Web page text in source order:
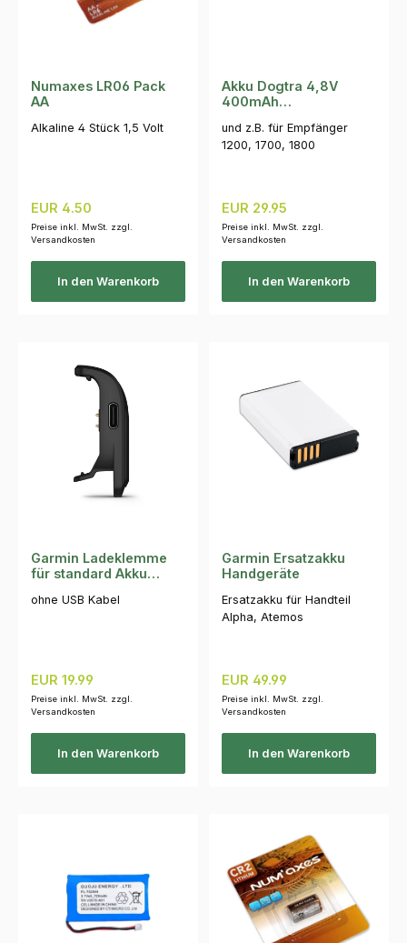
Numaxes LR06 Pack
AA
Alkaline 4 Stück 1,5 Volt
Regulärer Preis:
EUR 4.50
Preise inkl. MwSt. zzgl.
Versandkosten
In den Warenkorb
Akku Dogtra 4,8V
400mAh
und z.B. für Empfänger
1200, 1700, 1800
Regulärer Preis:
EUR 29.95
Preise inkl. MwSt. zzgl.
Versandkosten
In den Warenkorb
Garmin Ladeklemme
für standard Akku
ohne USB Kabel
Regulärer Preis:
EUR 19.99
Preise inkl. MwSt. zzgl.
Versandkosten
In den Warenkorb
Garmin Ersatzakku
Handgeräte
Ersatzakku für Handteil
Alpha, Atemos
Regulärer Preis:
EUR 49.99
Preise inkl. MwSt. zzgl.
Versandkosten
In den Warenkorb